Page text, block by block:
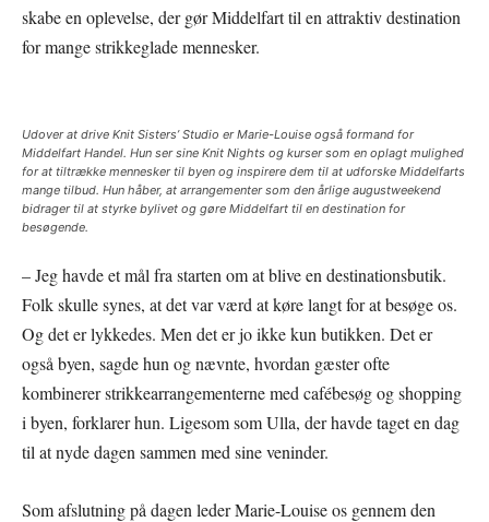
skabe en oplevelse, der gør Middelfart til en attraktiv destination
for mange strikkeglade mennesker.
Udover at drive Knit Sisters’ Studio er Marie-Louise også formand for
Middelfart Handel. Hun ser sine Knit Nights og kurser som en oplagt mulighed
for at tiltrække mennesker til byen og inspirere dem til at udforske Middelfarts
mange tilbud. Hun håber, at arrangementer som den årlige augustweekend
bidrager til at styrke bylivet og gøre Middelfart til en destination for
besøgende.
– Jeg havde et mål fra starten om at blive en destinationsbutik.
Folk skulle synes, at det var værd at køre langt for at besøge os.
Og det er lykkedes. Men det er jo ikke kun butikken. Det er
også byen, sagde hun og nævnte, hvordan gæster ofte
kombinerer strikkearrangementerne med cafébesøg og shopping
i byen, forklarer hun. Ligesom som Ulla, der havde taget en dag
til at nyde dagen sammen med sine veninder.
Som afslutning på dagen leder Marie-Louise os gennem den